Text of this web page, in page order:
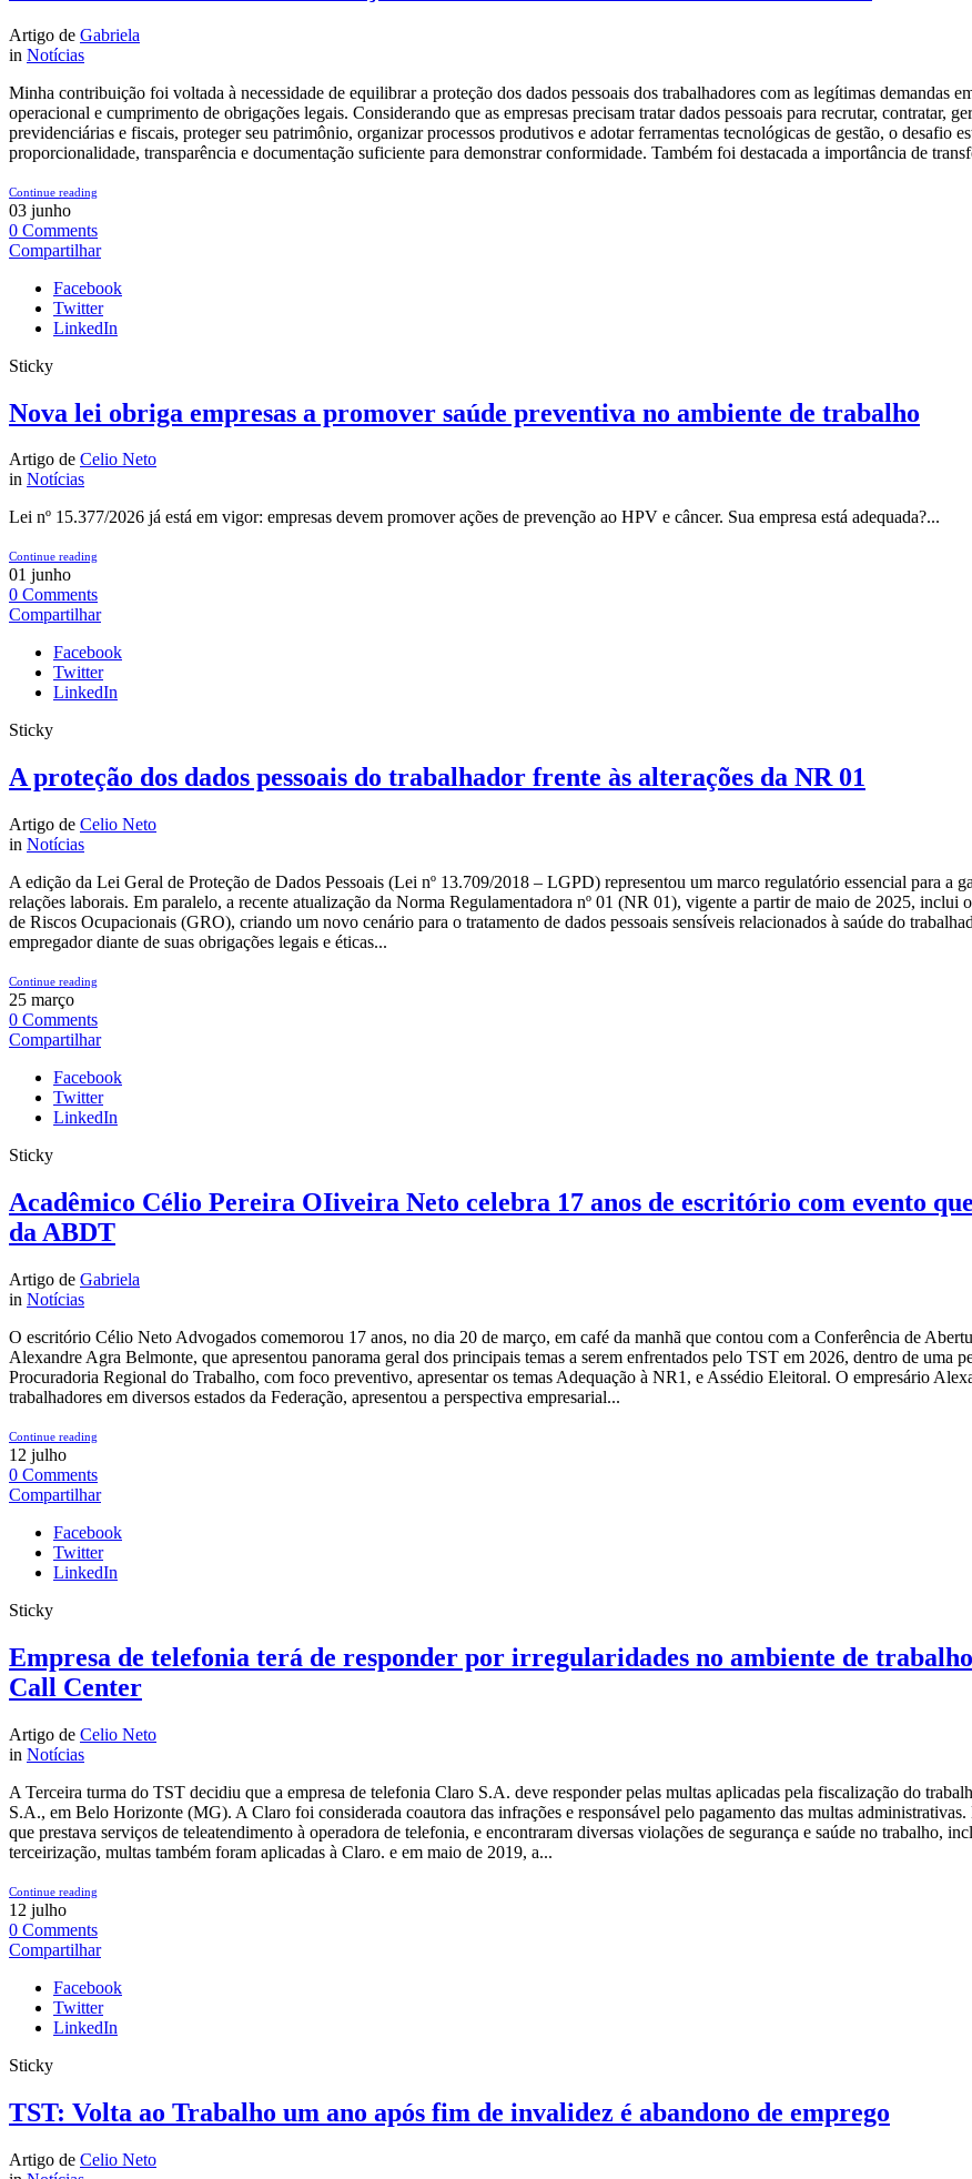
Artigo de Gabriela
in Notícias
Minha contribuição foi voltada à necessidade de equilibrar a proteção dos dados pessoais dos trabalhadores com as legítimas demandas
operacional e cumprimento de obrigações legais. Considerando que as empresas precisam tratar dados pessoais para recrutar, contratar,
previdenciárias e fiscais, proteger seu patrimônio, organizar processos produtivos e adotar ferramentas tecnológicas de gestão, o desafio
proporcionalidade, transparência e documentação suficiente para demonstrar conformidade. Também foi destacada a importância de
Continue reading
03 junho
0 Comments
Compartilhar
Facebook
Twitter
LinkedIn
Sticky
Nova lei obriga empresas a promover saúde preventiva no ambiente de trabalho
Artigo de Celio Neto
in Notícias
Lei nº 15.377/2026 já está em vigor: empresas devem promover ações de prevenção ao HPV e câncer. Sua empresa está adequada?...
Continue reading
01 junho
0 Comments
Compartilhar
Facebook
Twitter
LinkedIn
Sticky
A proteção dos dados pessoais do trabalhador frente às alterações da NR 01
Artigo de Celio Neto
in Notícias
A edição da Lei Geral de Proteção de Dados Pessoais (Lei nº 13.709/2018 – LGPD) representou um marco regulatório essencial para a
relações laborais. Em paralelo, a recente atualização da Norma Regulamentadora nº 01 (NR 01), vigente a partir de maio de 2025, inclui
de Riscos Ocupacionais (GRO), criando um novo cenário para o tratamento de dados pessoais sensíveis relacionados à saúde do
empregador diante de suas obrigações legais e éticas...
Continue reading
25 março
0 Comments
Compartilhar
Facebook
Twitter
LinkedIn
Sticky
Acadêmico Célio Pereira OIiveira Neto celebra 17 anos de escritório com evento
da ABDT
Artigo de Gabriela
in Notícias
O escritório Célio Neto Advogados comemorou 17 anos, no dia 20 de março, em café da manhã que contou com a Conferência de
Alexandre Agra Belmonte, que apresentou panorama geral dos principais temas a serem enfrentados pelo TST em 2026, dentro de uma
Procuradoria Regional do Trabalho, com foco preventivo, apresentar os temas Adequação à NR1, e Assédio Eleitoral. O empresário
trabalhadores em diversos estados da Federação, apresentou a perspectiva empresarial...
Continue reading
12 julho
0 Comments
Compartilhar
Facebook
Twitter
LinkedIn
Sticky
Empresa de telefonia terá de responder por irregularidades no ambiente de
Call Center
Artigo de Celio Neto
in Notícias
A Terceira turma do TST decidiu que a empresa de telefonia Claro S.A. deve responder pelas multas aplicadas pela fiscalização do
S.A., em Belo Horizonte (MG). A Claro foi considerada coautora das infrações e responsável pelo pagamento das multas
que prestava serviços de teleatendimento à operadora de telefonia, e encontraram diversas violações de segurança e saúde no trabalho,
terceirização, multas também foram aplicadas à Claro. e em maio de 2019, a...
Continue reading
12 julho
0 Comments
Compartilhar
Facebook
Twitter
LinkedIn
Sticky
TST: Volta ao Trabalho um ano após fim de invalidez é abandono de emprego
Artigo de Celio Neto